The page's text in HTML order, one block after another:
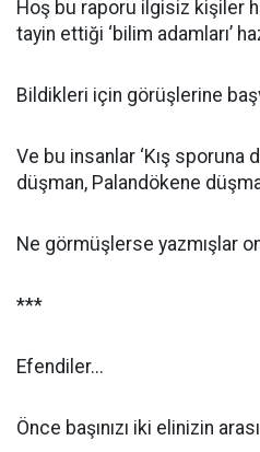
Hoş bu raporu ilgisiz kişiler
tayin ettiği ‘bilim adamları’
Bildikleri için görüşlerine
Ve bu insanlar ‘Kış sporuna
düşman, Palandökene
Ne görmüşlerse yazmışlar
***
Efendiler...
Önce başınızı iki elinizin